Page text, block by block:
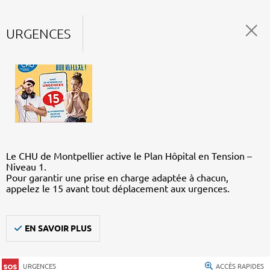
URGENCES
Le CHU de Montpellier active le Plan Hôpital en Tension –
Niveau 1.
Pour garantir une prise en charge adaptée à chacun,
appelez le 15 avant tout déplacement aux urgences.
EN SAVOIR PLUS
URGENCES ACCÈS RAPIDES